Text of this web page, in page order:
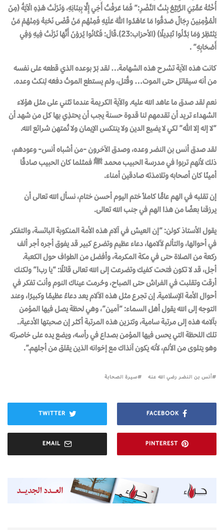
أُخْتُهُ عَمَّتِيَ الرُّبَيِّعُ بِنْتُ النَّضْرِ:” فَمَا عَرَفْتُ أَخِي إِلَّا بِبَنَانِهِ، وَنَزَلَتْ هَذِهِ الْآيَةُ ﴿مِنَ
الْمُؤْمِنِينَ رِجَالٌ صَدَقُوا مَا عَاهَدُوا اللّٰهَ عَلَيْهِ فَمِنْهُم مَنْ قَضَى نَحْبَهُ وَمِنْهُمْ مَنْ
يَنْتَظِرُ وَمَا بَدَّلُوا تَبْدِيلًا﴾ (الأحزاب:23).قَالَ: فَكَانُوا يُرَوْنَ أَنَّهَا نَزَلَتْ فِيهِ وَفِي
أَصْحَابِهِ” .
كانت هذه الآية تشرح هذه الشهامة… لقد بَرّ بوعده الذي قطعه على نفسه
من أنه سيقاتل حتى الموت… وقُتل، ولم يستطع الموتُ دفعَه لِنكث وعده.
نعم لقد صدق ما عاهد الله عليه. والآية الكريمة عندما تثني على مثل هؤلاء
الشهداء تريد أن تقدمهم لنا قدوة حسنة يجب أن يحتذِي بها كل من شهد أن
“لا إله إلا اللّٰه” لكي لا يضيع الدين ولا ينتكس الإيمان ولا تُمتهن شرائع الله.
لقد صدق أنس بن النضر وعده، وصدق الآخرون -من أشباه أنس- وعودهم،
ذلك لأنهم تربوا في مدرسة الحبيب محمد ﷺ فمثلما كان الحبيب صادقًا
أمينًا كان أصحابه وتلامذته صادقين أمناء.
إن تقلبه في الهم عامًّا كاملاً ختم اليوم أحسن ختام، نسأل الله تعالى أن
يرزقنا بعضًا من هذا الهم في جنب الله تعالى.
يقول الأستاذ كولن: “إن العيش في آلام هذه الأمة المنكوبة البائسة، والتفكر
في أحوالها، والتألم لآلامها، دعاء عظيم وتضرع كبير قد يفوق أجره أجر ألف
ركعة من الصلاة حتى في مكة المكرمة، وأفضل من الطواف حول الكعبة.
أجل، قد لا تكون فتحت كفيك وتضرعت إلى الله تعالى قائلًا: “يا رب!” ولكنك
أرقت وتقلبت في الفراش حتى الصباح، وحُرمت عيناك النوم وأنت تفكر في
أحوال الأمة الإسلامية. إن تجرع مثل هذه الآلام يعد دعاءً عظيمًا وكبيرًا، وعند
التوجه إلى الله يقول أهل السماء: “آمين”، وهي لحظة يصل فيها المؤمن
بآلامه هذه إلى مرتبة سامية، وتتزين هذه المرتبة أكثر إن صحبتها الأدعية..
تلك اللحظة التي يحس فيها المؤمن بصداع في رأسه، ويضع يده على خاصرته
وهو يتلوى من الألم، لأنه يكون آنذاك مع إخوانه الذين يقلق من أجلهم.”.
أنس بن النضر رضي الله عنه سيرة الصحابة
FACEBOOK
TWITTER
PINTEREST
EMAIL